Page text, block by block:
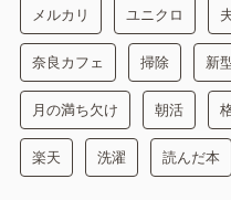
メルカリ ユニクロ
奈良カフェ 掃除 新
月の満ち欠け 朝活
楽天 洗濯 読んだ本